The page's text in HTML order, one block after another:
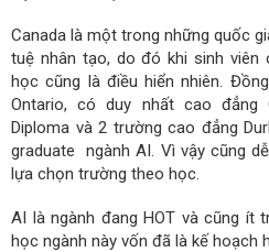
Canada là một trong những quốc
tuệ nhân tạo, do đó khi sinh viên
học cũng là điều hiển nhiên.
Ontario, có duy nhất cao đẳng
Diploma và 2 trường cao đẳng
graduate ngành AI. Vì vậy cũng
lựa chọn trường theo học.
AI là ngành đang HOT và cũng ít
học ngành này vốn đã là kế hoạch